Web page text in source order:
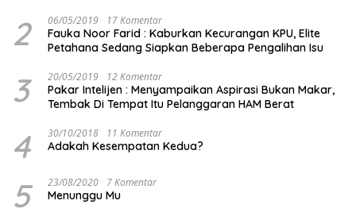
2 06/05/2019 17 Komentar
Fauka Noor Farid : Kaburkan Kecurangan KPU, Elite
Petahana Sedang Siapkan Beberapa Pengalihan Isu
3 20/05/2019 12 Komentar
Pakar Intelijen : Menyampaikan Aspirasi Bukan Makar,
Tembak Di Tempat Itu Pelanggaran HAM Berat
4 30/10/2018 11 Komentar
Adakah Kesempatan Kedua?
5 23/08/2020 7 Komentar
Menunggu Mu